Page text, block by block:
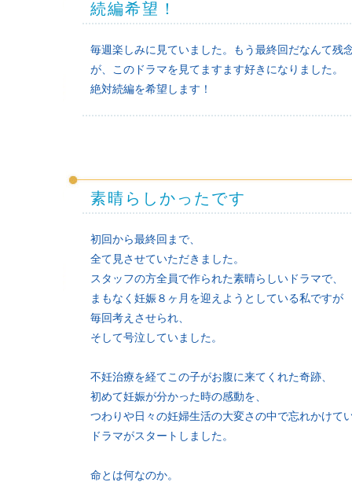
続編希望！
毎週楽しみに見ていました。もう最終回だなんて残
が、このドラマを見てますます好きになりました。
絶対続編を希望します！
素晴らしかったです
初回から最終回まで、
全て見させていただきました。
スタッフの方全員で作られた素晴らしいドラマで、
まもなく妊娠８ヶ月を迎えようとしている私ですが
毎回考えさせられ、
そして号泣していました。
不妊治療を経てこの子がお腹に来てくれた奇跡、
初めて妊娠が分かった時の感動を、
つわりや日々の妊婦生活の大変さの中で忘れかけて
ドラマがスタートしました。
命とは何なのか。